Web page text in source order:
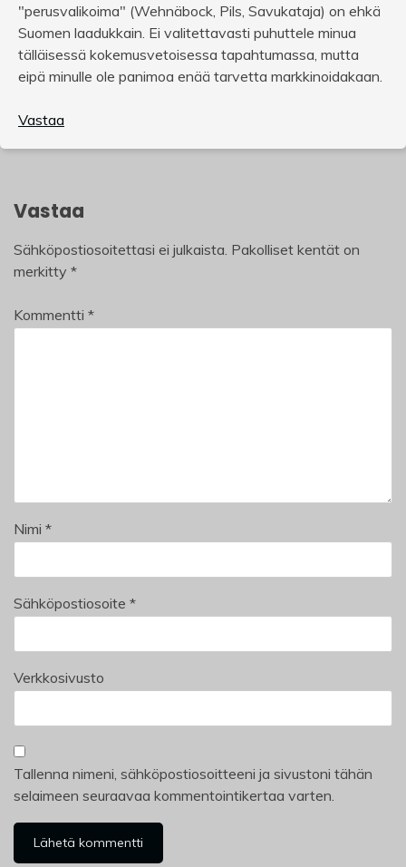
"perusvalikoima" (Wehnäbock, Pils, Savukataja) on ehkä
Suomen laadukkain. Ei valitettavasti puhuttele minua
tälläisessä kokemusvetoisessa tapahtumassa, mutta
eipä minulle ole panimoa enää tarvetta markkinoidakaan.
Vastaa
Vastaa
Sähköpostiosoitettasi ei julkaista. Pakolliset kentät on
merkitty *
Kommentti *
Nimi *
Sähköpostiosoite *
Verkkosivusto
Tallenna nimeni, sähköpostiosoitteeni ja sivustoni tähän
selaimeen seuraavaa kommentointikertaa varten.